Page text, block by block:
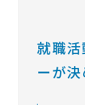
就職活
ーが決